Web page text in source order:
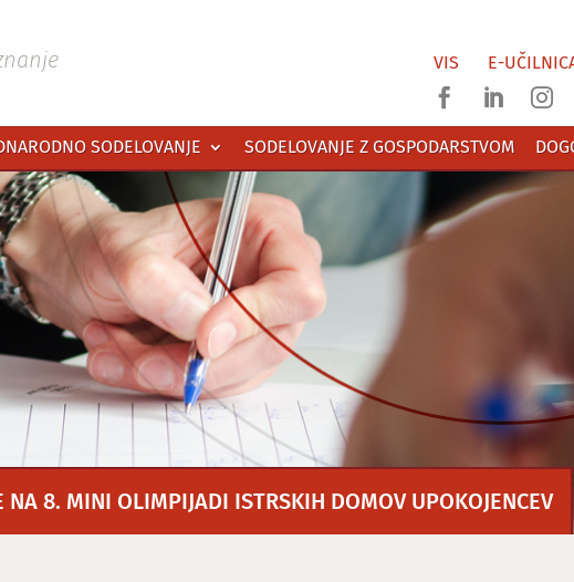
SODELOVANJE SODELOVANJE Z GOSPODARSTVOM
VIS E-
  
NA 8. MINI OLIMPIJADI ISTRSKIH DOMOV UPOKOJENCEV